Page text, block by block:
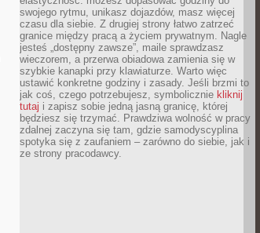
swojego rytmu, unikasz dojazdów, masz więcej
czasu dla siebie. Z drugiej strony łatwo zatrzeć
granice między pracą a życiem prywatnym. Nagle
jesteś „dostępny zawsze”, maile sprawdzasz
wieczorem, a przerwa obiadowa zamienia się w
szybkie kanapki przy klawiaturze. Warto więc
ustawić konkretne godziny i zasady. Jeśli brzmi to
jak coś, czego potrzebujesz, symbolicznie kliknij
tutaj i zapisz sobie jedną jasną granicę, której
będziesz się trzymać. Prawdziwa wolność w pracy
zdalnej zaczyna się tam, gdzie samodyscyplina
spotyka się z zaufaniem – zarówno do siebie, jak i
ze strony pracodawcy.